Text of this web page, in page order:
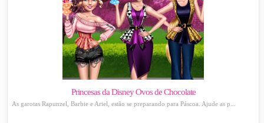
Princesas da Disney Ovos de Chocolate
As garotas Rapunzel, Barbie e Ariel, estão se preparando para Páscoa. Ajude as p...